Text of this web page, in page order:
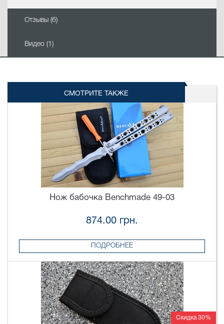
Отзывы (6)
Видео (1)
СМОТРИТЕ ТАКЖЕ
Нож бабочка Benchmade 49-03
874.00 грн.
ПОДРОБНЕЕ
Скидка 30%